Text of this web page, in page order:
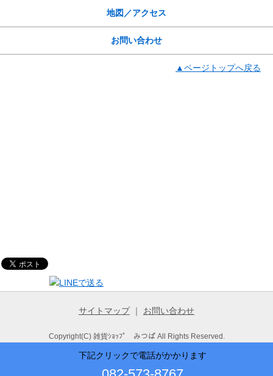
地図／アクセス
お問い合わせ
▲ページトップへ戻る
サイトマップ｜ お問い合わせ
Copyright(C) 雑貨ｼｮｯﾌﾟ みつぱ All Rights Reserved.
下記クリックで電話がかかります